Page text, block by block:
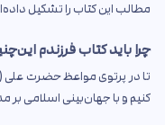
مطالب این کتاب را تشکیل
چرا باید کتاب فرزندم
تا در پرتوی مواعظ حضرت علی
کنیم و با جهان‌بینی اسلامی بر